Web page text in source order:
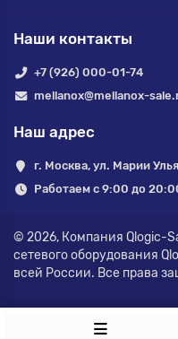
Наши контакты
+7 (926) 000-01-74
mellanox@mellanox-
Наш адрес
г. Москва, ул. Марии
Работаем с 9:00 до
© 2026, Компания Qlogic-
сетевого оборудования
всей России. Все права